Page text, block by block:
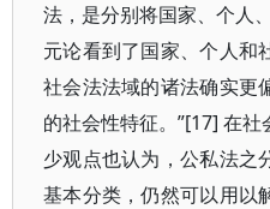
法，是分别将国家、个人
元论看到了国家、个人和
社会法法域的诸法确实更
的社会性特征。”[17] 在
少观点也认为，公私法之
基本分类，仍然可以用以